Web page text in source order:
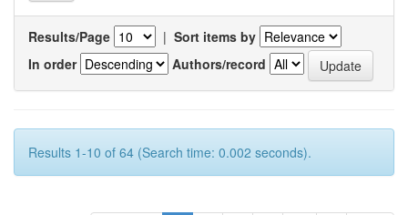
Results/Page | Sort items by
In order
Authors/record
Results 1-10 of 64 (Search time: 0.002 seconds).